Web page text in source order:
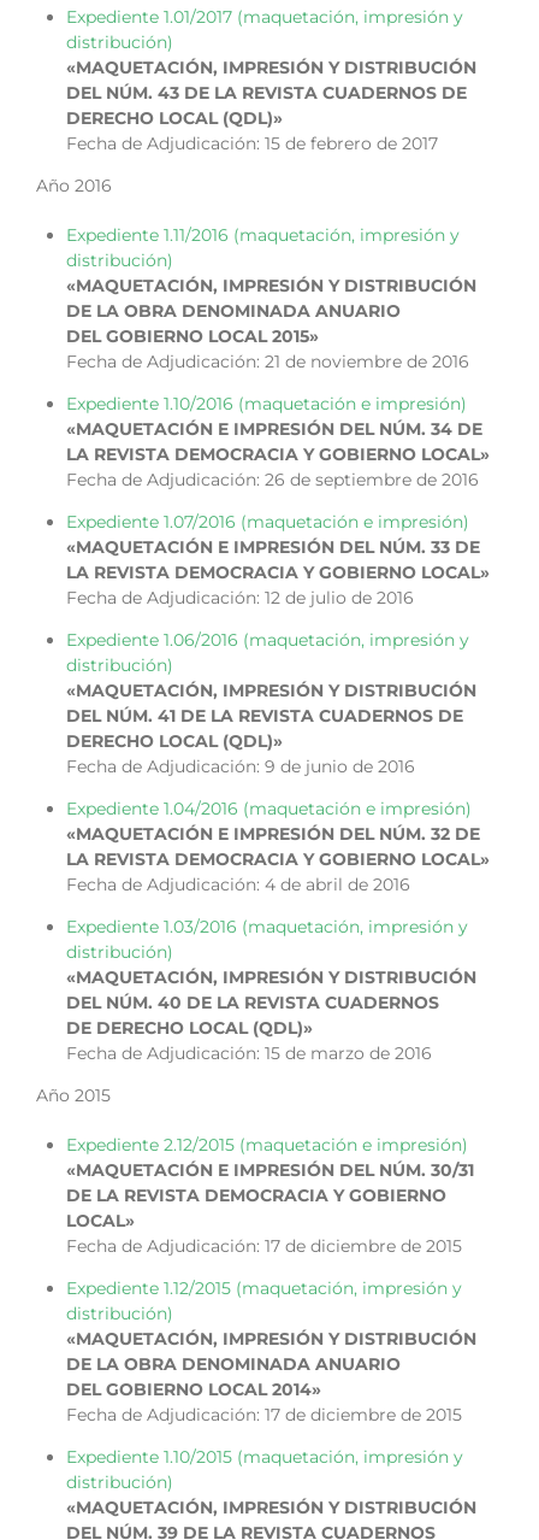
Expediente 1.01/2017 (maquetación, impresión y
distribución)
«MAQUETACIÓN, IMPRESIÓN Y DISTRIBUCIÓN
DEL NÚM. 43 DE LA REVISTA CUADERNOS DE
DERECHO LOCAL (QDL)»
Fecha de Adjudicación: 15 de febrero de 2017
Año 2016
Expediente 1.11/2016 (maquetación, impresión y
distribución)
«MAQUETACIÓN, IMPRESIÓN Y DISTRIBUCIÓN
DE LA OBRA DENOMINADA ANUARIO
DEL GOBIERNO LOCAL 2015»
Fecha de Adjudicación: 21 de noviembre de 2016
Expediente 1.10/2016 (maquetación e impresión)
«MAQUETACIÓN E IMPRESIÓN DEL NÚM. 34 DE
LA REVISTA DEMOCRACIA Y GOBIERNO LOCAL»
Fecha de Adjudicación: 26 de septiembre de 2016
Expediente 1.07/2016 (maquetación e impresión)
«MAQUETACIÓN E IMPRESIÓN DEL NÚM. 33 DE
LA REVISTA DEMOCRACIA Y GOBIERNO LOCAL»
Fecha de Adjudicación: 12 de julio de 2016
Expediente 1.06/2016 (maquetación, impresión y
distribución)
«MAQUETACIÓN, IMPRESIÓN Y DISTRIBUCIÓN
DEL NÚM. 41 DE LA REVISTA CUADERNOS DE
DERECHO LOCAL (QDL)»
Fecha de Adjudicación: 9 de junio de 2016
Expediente 1.04/2016 (maquetación e impresión)
«MAQUETACIÓN E IMPRESIÓN DEL NÚM. 32 DE
LA REVISTA DEMOCRACIA Y GOBIERNO LOCAL»
Fecha de Adjudicación: 4 de abril de 2016
Expediente 1.03/2016 (maquetación, impresión y
distribución)
«MAQUETACIÓN, IMPRESIÓN Y DISTRIBUCIÓN
DEL NÚM. 40 DE LA REVISTA CUADERNOS
DE DERECHO LOCAL (QDL)»
Fecha de Adjudicación: 15 de marzo de 2016
Año 2015
Expediente 2.12/2015 (maquetación e impresión)
«MAQUETACIÓN E IMPRESIÓN DEL NÚM. 30/31
DE LA REVISTA DEMOCRACIA Y GOBIERNO
LOCAL»
Fecha de Adjudicación: 17 de diciembre de 2015
Expediente 1.12/2015 (maquetación, impresión y
distribución)
«MAQUETACIÓN, IMPRESIÓN Y DISTRIBUCIÓN
DE LA OBRA DENOMINADA ANUARIO
DEL GOBIERNO LOCAL 2014»
Fecha de Adjudicación: 17 de diciembre de 2015
Expediente 1.10/2015 (maquetación, impresión y
distribución)
«MAQUETACIÓN, IMPRESIÓN Y DISTRIBUCIÓN
DEL NÚM. 39 DE LA REVISTA CUADERNOS